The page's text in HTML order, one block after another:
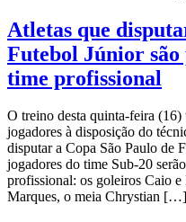
Atletas que
Futebol Júnior
time profissional
O treino desta quinta-feira
jogadores à disposição do
disputar a Copa São Paulo de
jogadores do time Sub-20
profissional: os goleiros Caio
Marques, o meia Chrystian […]